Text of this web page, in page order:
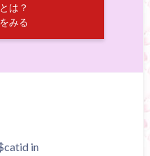
は？
みる
in